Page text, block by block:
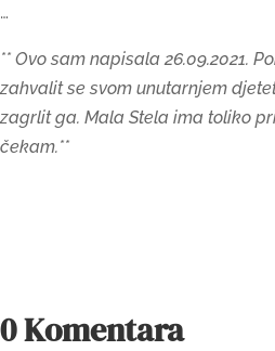
…
** Ovo sam napisala 26.09.2021.
zahvalit se svom unutarnjem
zagrlit ga. Mala Stela ima toliko
čekam.**
0 Komentara